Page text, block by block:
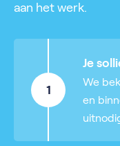
aan het werk.
1
Je
We
en